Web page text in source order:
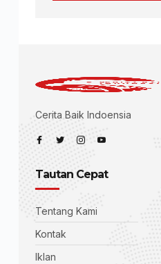
Cerita Baik Indoensia
Tautan Cepat
Tentang Kami
Kontak
Iklan